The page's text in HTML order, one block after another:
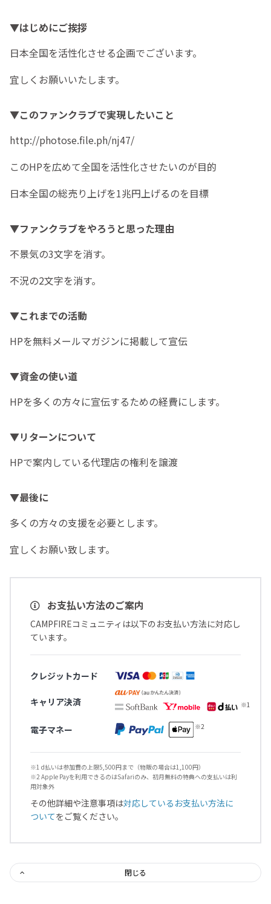
▼はじめにご挨拶
日本全国を活性化させる企画でございます。
宜しくお願いいたします。
▼このファンクラブで実現したいこと
http://photose.file.ph/nj47/
このHPを広めて全国を活性化させたいのが目的
日本全国の総売り上げを1兆円上げるのを目標
▼ファンクラブをやろうと思った理由
不景気の3文字を消す。
不況の2文字を消す。
▼これまでの活動
HPを無料メールマガジンに掲載して宣伝
▼資金の使い道
HPを多くの方々に宣伝するための経費にします。
▼リターンについて
HPで案内している代理店の権利を譲渡
▼最後に
多くの方々の支援を必要とします。
宜しくお願い致します。
お支払い方法のご案内
CAMPFIREコミュニティは以下のお支払い方法に対応し
ています。
クレジットカード
キャリア決済
電子マネー
※1 d払いは参加費の上限5,500円まで（物販の場合は1,100円）
※2 Apple Payを利用できるのはSafariのみ、初月無料の特典への支払いは利
用対象外
その他詳細や注意事項は対応しているお支払い方法に
ついてをご覧ください。
閉じる